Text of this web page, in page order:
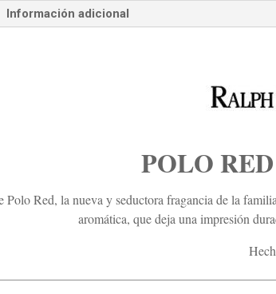
Información adicional
POLO
Polo Red, la nueva y seductora fragancia de la
aromática, que deja una impresión